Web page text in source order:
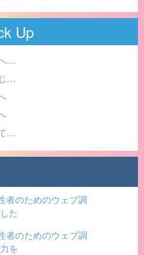
Up
…
…
…
者のためのウェブ調
た
者のためのウェブ調
を